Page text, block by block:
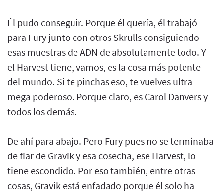
Él pudo conseguir. Porque él quería, él trabajó
para Fury junto con otros Skrulls consiguiendo
esas muestras de ADN de absolutamente todo. Y
el Harvest tiene, vamos, es la cosa más potente
del mundo. Si te pinchas eso, te vuelves ultra
mega poderoso. Porque claro, es Carol Danvers y
todos los demás.
De ahí para abajo. Pero Fury pues no se terminaba
de fiar de Gravik y esa cosecha, ese Harvest, lo
tiene escondido. Por eso también, entre otras
cosas, Gravik está enfadado porque él solo ha